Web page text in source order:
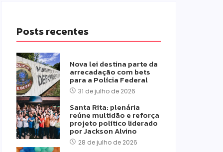
Posts recentes
Nova lei destina parte da
arrecadação com bets
para a Polícia Federal
31 de julho de 2026
Santa Rita: plenária
reúne multidão e reforça
projeto político liderado
por Jackson Alvino
28 de julho de 2026